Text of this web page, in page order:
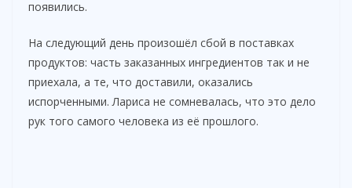
появились.
На следующий день произошёл сбой в поставках
продуктов: часть заказанных ингредиентов так и не
приехала, а те, что доставили, оказались
испорченными. Лариса не сомневалась, что это дело
рук того самого человека из её прошлого.